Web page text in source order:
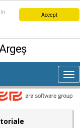
Accept